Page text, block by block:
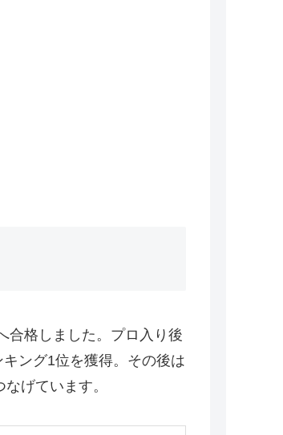
合格しました。プロ入り後
ング1位を獲得。その後は
げています。